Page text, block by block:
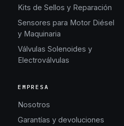
Kits de Sellos y Reparación
Sensores para Motor Diésel
y Maquinaria
Válvulas Solenoides y
Electroválvulas
EMPRESA
Nosotros
Garantías y devoluciones